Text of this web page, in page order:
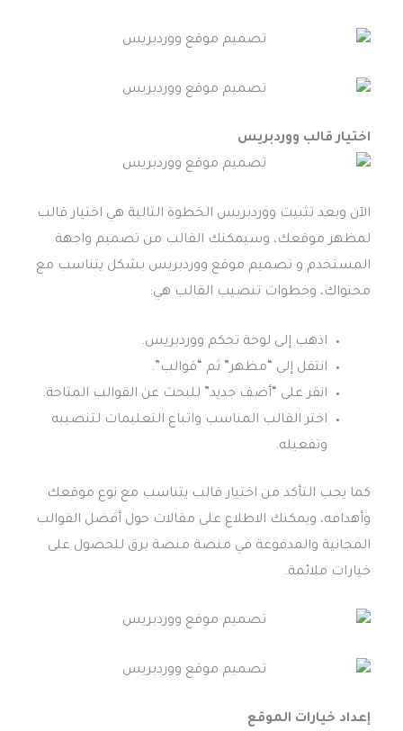
اختيار قالب ووردبريس
الآن وبعد تثبيت ووردبريس الخطوة التالية هي اختيار قالب
لمظهر موقعك، وسيمكنك القالب من تصميم واجهة
المستخدم و تصميم موقع ووردبريس بشكل يتناسب مع
محتواك، وخطوات تنصيب القالب هي:
اذهب إلى لوحة تحكم ووردبريس.
انتقل إلى “مظهر” ثم “قوالب”.
انقر على “أضف جديد” للبحث عن القوالب المتاحة.
اختر القالب المناسب واتباع التعليمات لتنصيبه
وتفعيله.
كما يجب التأكد من اختيار قالب يتناسب مع نوع موقعك
وأهدافه، ويمكنك الاطلاع على مقالات حول أفضل القوالب
المجانية والمدفوعة في منصة منصة برق للحصول على
خيارات ملائمة.
إعداد خيارات الموقع